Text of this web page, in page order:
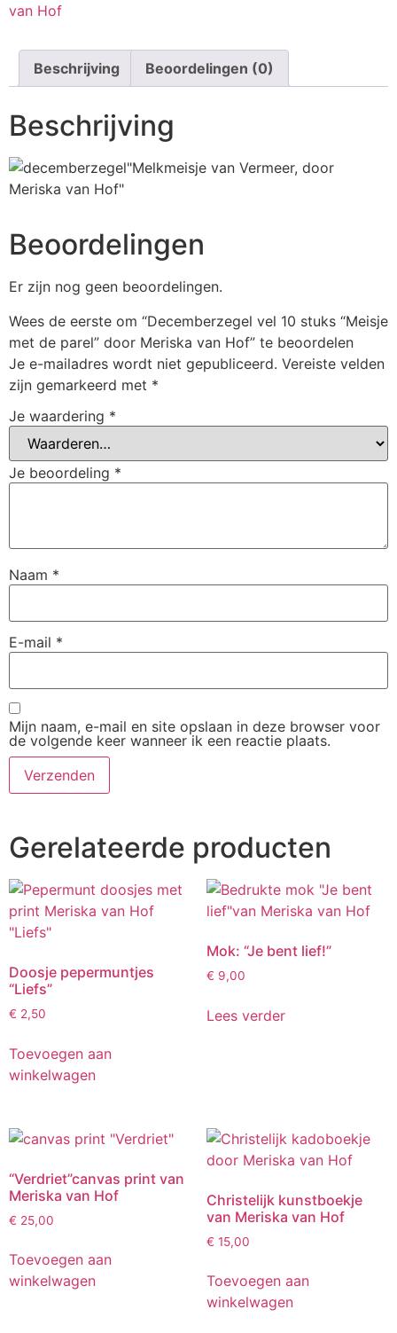
van Hof
Beschrijving Beoordelingen (0)
Beschrijving
Beoordelingen
Er zijn nog geen beoordelingen.
Wees de eerste om “Decemberzegel vel 10 stuks “Meisje
met de parel” door Meriska van Hof” te beoordelen
Je e-mailadres wordt niet gepubliceerd. Vereiste velden
zijn gemarkeerd met *
Je waardering *
Je beoordeling *
Naam *
E-mail *
Mijn naam, e-mail en site opslaan in deze browser voor
de volgende keer wanneer ik een reactie plaats.
Gerelateerde producten
Doosje pepermuntjes
“Liefs”
€ 2,50
Toevoegen aan
winkelwagen
Mok: “Je bent lief!”
€ 9,00
Lees verder
“Verdriet”canvas print van
Meriska van Hof
€ 25,00
Toevoegen aan
winkelwagen
Christelijk kunstboekje
van Meriska van Hof
€ 15,00
Toevoegen aan
winkelwagen